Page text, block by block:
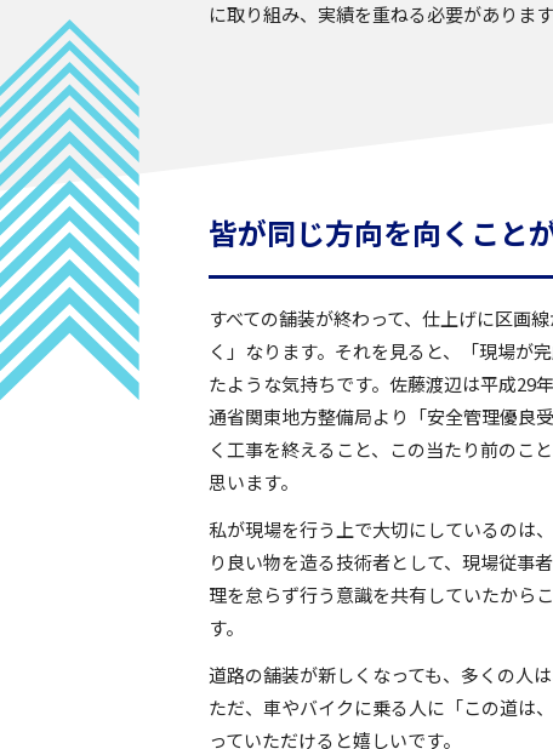
に取り組み、実績を重ねる必要があります
皆が同じ方向を向くこと
すべての舗装が終わって、仕上げに区画
く」なります。それを見ると、「現場が
たような気持ちです。佐藤渡辺は平成29
通省関東地方整備局より「安全管理優良
く工事を終えること、この当たり前のこ
思います。
私が現場を行う上で大切にしているのは
り良い物を造る技術者として、現場従事
理を怠らず行う意識を共有していたから
す。
道路の舗装が新しくなっても、多くの人
ただ、車やバイクに乗る人に「この道は
っていただけると嬉しいです。